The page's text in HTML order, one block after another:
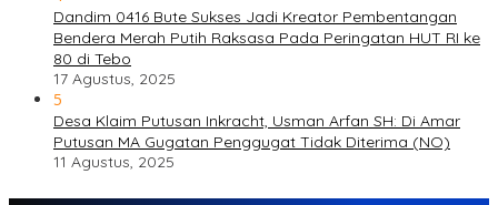
Dandim 0416 Bute Sukses Jadi Kreator Pembentangan
Bendera Merah Putih Raksasa Pada Peringatan HUT RI ke
80 di Tebo
17 Agustus, 2025
5
Desa Klaim Putusan Inkracht, Usman Arfan SH: Di Amar
Putusan MA Gugatan Penggugat Tidak Diterima (NO)
11 Agustus, 2025